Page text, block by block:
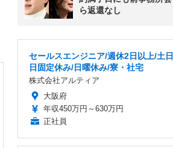
ら返還なし
セールスエンジニア/週休2日以上/土
日固定休み/日曜休み/寮・社宅
株式会社アルティア
大阪府
年収450万円～630万円
正社員